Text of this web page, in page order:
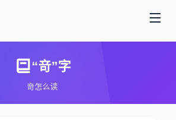
“竒”字
竒怎么读